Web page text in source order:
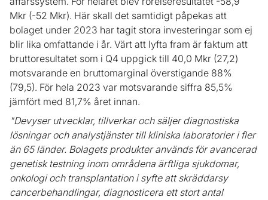
Mkr (-52 Mkr). Här skall det samtidigt påpekas att
bolaget under 2023 har tagit stora investeringar som ej
blir lika omfattande i år. Värt att lyfta fram är faktum att
bruttoresultatet som i Q4 uppgick till 40,0 Mkr (27,2)
motsvarande en bruttomarginal överstigande 88%
(79,5). För hela 2023 var motsvarande siffra 85,5%
jämfört med 81,7% året innan.
"Devyser utvecklar, tillverkar och säljer diagnostiska
lösningar och analystjänster till kliniska laboratorier i fler
än 65 länder. Bolagets produkter används för avancerad
genetisk testning inom områdena ärftliga sjukdomar,
onkologi och transplantation i syfte att skräddarsy
cancerbehandlingar, diagnosticera ett stort antal